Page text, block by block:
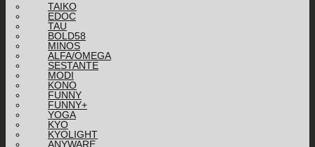
TAIKO
EDOC
TAU
BOLD58
MINOS
ALFA/OMEGA
SESTANTE
MODI
KONO
FUNNY
FUNNY+
YOGA
KYO
KYOLIGHT
ANYWARE